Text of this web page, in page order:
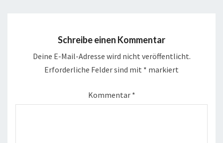
Schreibe einen Kommentar
Deine E-Mail-Adresse wird nicht veröffentlicht.
Erforderliche Felder sind mit * markiert
Kommentar *